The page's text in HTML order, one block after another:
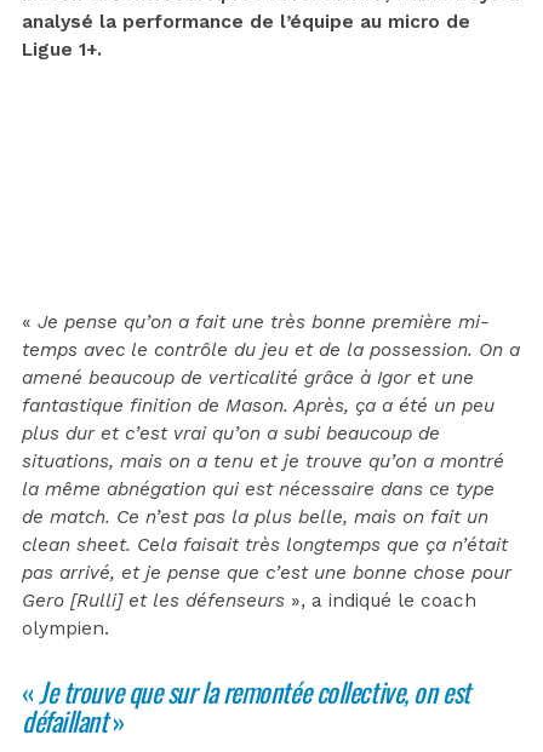
analysé la performance de l’équipe au micro de
Ligue 1+.
« Je pense qu’on a fait une très bonne première mi-
temps avec le contrôle du jeu et de la possession. On a
amené beaucoup de verticalité grâce à Igor et une
fantastique finition de Mason. Après, ça a été un peu
plus dur et c’est vrai qu’on a subi beaucoup de
situations, mais on a tenu et je trouve qu’on a montré
la même abnégation qui est nécessaire dans ce type
de match. Ce n’est pas la plus belle, mais on fait un
clean sheet. Cela faisait très longtemps que ça n’était
pas arrivé, et je pense que c’est une bonne chose pour
Gero [Rulli] et les défenseurs », a indiqué le coach
olympien.
« Je trouve que sur la remontée collective, on est
défaillant»